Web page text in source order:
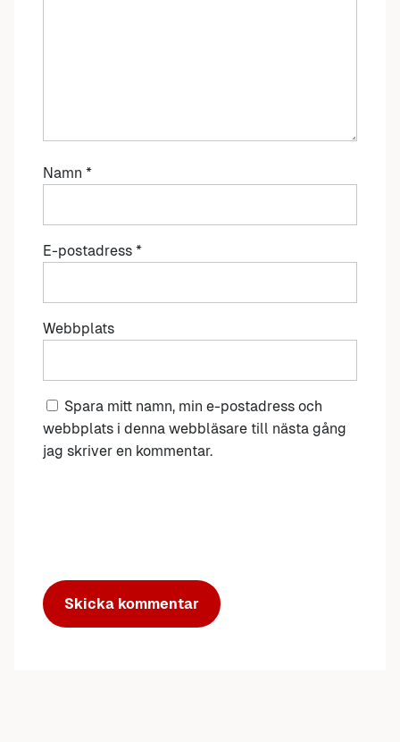
Namn *
E-postadress *
Webbplats
Spara mitt namn, min e-postadress och
webbplats i denna webbläsare till nästa gång
jag skriver en kommentar.